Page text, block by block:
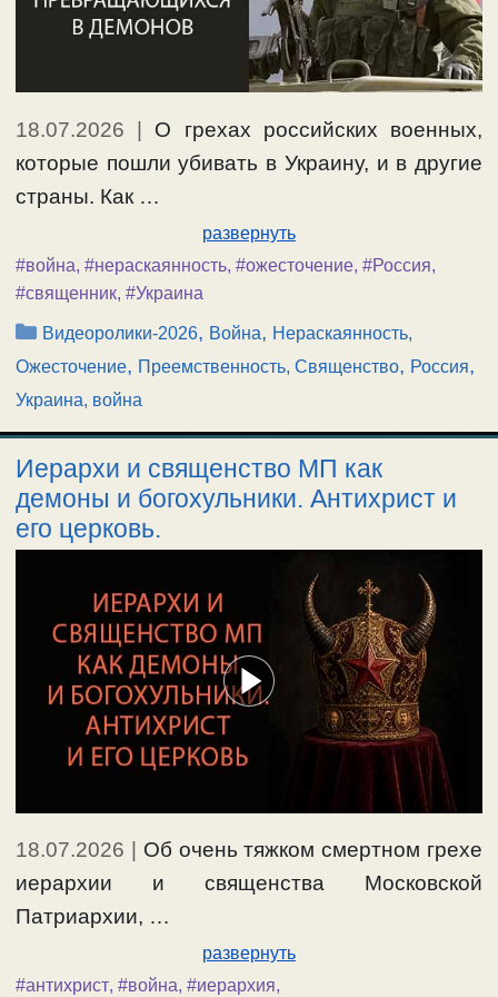
18.07.2026 | О грехах российских военных,
которые пошли убивать в Украину, и в другие
страны. Как …
развернуть
#война, #нераскаянность, #ожесточение, #Россия,
#священник, #Украина
Рубрики
Видеоролики-2026, Война, Нераскаянность,
Ожесточение, Преемственность, Священство, Россия,
Украина, война
Иерархи и священство МП как
демоны и богохульники. Антихрист и
его церковь.
18.07.2026
Об очень тяжком смертном грехе
иерархии и священства Московской
Патриархии, …
развернуть
#антихрист, #война, #иерархия,